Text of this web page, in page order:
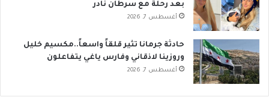
بعد رحلة مع سرطان نادر
أغسطس 7, 2026
حادثة جرمانا تثير قلقاً واسعاً..مكسيم خليل
وروزينا لاذقاني وفارس ياغي يتفاعلون
أغسطس 7, 2026